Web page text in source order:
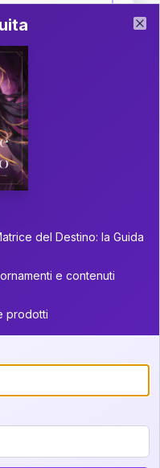
Coppia
alla newsletter
parziale
vedere
della tua
per ricevere
disponibile.
vostra
Libro
del Destino: la Guida
e contenuti
prodotti